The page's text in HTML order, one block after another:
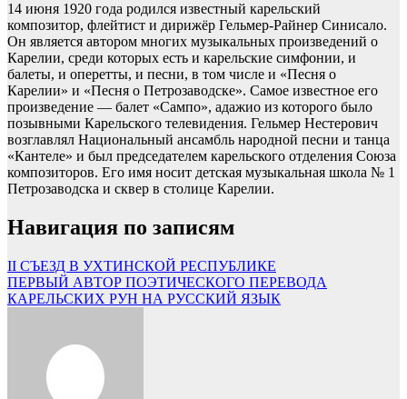
14 июня 1920 года родился известный карельский
композитор, флейтист и дирижёр Гельмер-Райнер Синисало.
Он является автором многих музыкальных произведений о
Карелии, среди которых есть и карельские симфонии, и
балеты, и оперетты, и песни, в том числе и «Песня о
Карелии» и «Песня о Петрозаводске». Самое известное его
произведение — балет «Сампо», адажио из которого было
позывными Карельского телевидения. Гельмер Нестерович
возглавлял Национальный ансамбль народной песни и танца
«Кантеле» и был председателем карельского отделения Союза
композиторов. Его имя носит детская музыкальная школа № 1
Петрозаводска и сквер в столице Карелии.
Навигация по записям
II СЪЕЗД В УХТИНСКОЙ РЕСПУБЛИКЕ
ПЕРВЫЙ АВТОР ПОЭТИЧЕСКОГО ПЕРЕВОДА
КАРЕЛЬСКИХ РУН НА РУССКИЙ ЯЗЫК